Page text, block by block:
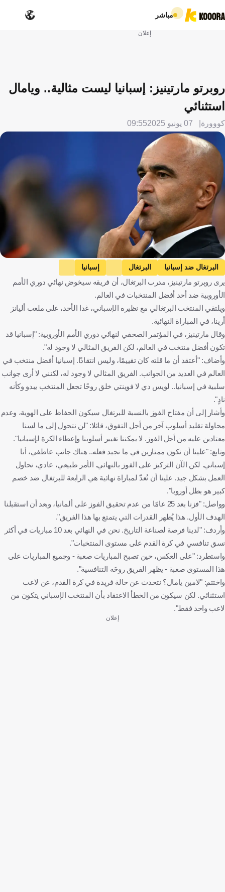
مباشر
إعلان
روبرتو مارتينيز: إسبانيا ليست مثالية.. ويامال
استثنائي
كووورة 07 يونيو 2025 09:55
Getty
البرتغال ضد إسبانيا البرتغال
إسبانيا
دوري الأمم الأوروبية - المسار الأول
روبرتو مارتينيز
لامين يامال
البرتغال
إسبانيا ألمانيا كرة قدم
يرى روبرتو مارتينيز، مدرب البرتغال، أن فريقه سيخوض نهائي دوري الأمم
الأوروبية ضد أحد أفضل المنتخبات في العالم.
ويلتقي المنتخب البرتغالي مع نظيره الإسباني، غدا الأحد، على ملعب أليانز
أرينا، في المباراة النهائية.
وقال مارتينيز، في المؤتمر الصحفي لنهائي دوري الأمم الأوروبية: "إسبانيا قد
تكون أفضل منتخب في العالم، لكن الفريق المثالي لا وجود له".
وأضاف: "أعتقد أن ما قلته كان تقييمًا، وليس انتقادًا. إسبانيا أفضل منتخب في
العالم في العديد من الجوانب. الفريق المثالي لا وجود له، لكنني لا أرى جوانب
سلبية في إسبانيا.. لويس دي لا فوينتي خلق روحًا تجعل المنتخب يبدو وكأنه
نادٍ".
وأشار إلى أن مفتاح الفوز بالنسبة للبرتغال سيكون الحفاظ على الهوية، وعدم
محاولة تقليد أسلوب آخر من أجل التفوق، قائلا: "لن نتحول إلى ما لسنا
معتادين عليه من أجل الفوز. لا يمكننا تغيير أسلوبنا وإعطاء الكرة لإسبانيا".
وتابع: "علينا أن نكون ممتازين في ما نجيد فعله.. هناك جانب عاطفي، أنا
إسباني. لكن الآن التركيز على الفوز بالنهائي. الأمر طبيعي، عادي، نحاول
العمل بشكل جيد. علينا أن نُعدّ لمباراة نهائية هي الرابعة للبرتغال ضد خصم
كبير هو بطل أوروبا".
وواصل: "فزنا بعد 25 عامًا من عدم تحقيق الفوز على ألمانيا، وبعد أن استقبلنا
الهدف الأول. هذا يُظهر القدرات التي يتمتع بها هذا الفريق".
وأردف: "لدينا فرصة لصناعة التاريخ. نحن في النهائي بعد 10 مباريات في أكثر
نسق تنافسي في كرة القدم على مستوى المنتخبات".
واستطرد: "على العكس، حين تصبح المباريات صعبة - وجميع المباريات على
هذا المستوى صعبة - يظهر الفريق روحَه التنافسية".
واختتم: "لامين يامال؟ نتحدث عن حالة فريدة في كرة القدم، عن لاعب
استثنائي. لكن سيكون من الخطأ الاعتقاد بأن المنتخب الإسباني يتكون من
لاعب واحد فقط".
إعلان